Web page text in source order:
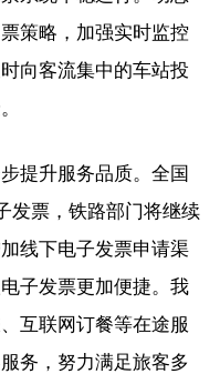
策略，加强实时监控
向客流集中的车站投
提升服务品质。全国
发票，铁路部门将继续
线下电子发票申请渠
子发票更加便捷。我
互联网订餐等在途服
务，努力满足旅客多